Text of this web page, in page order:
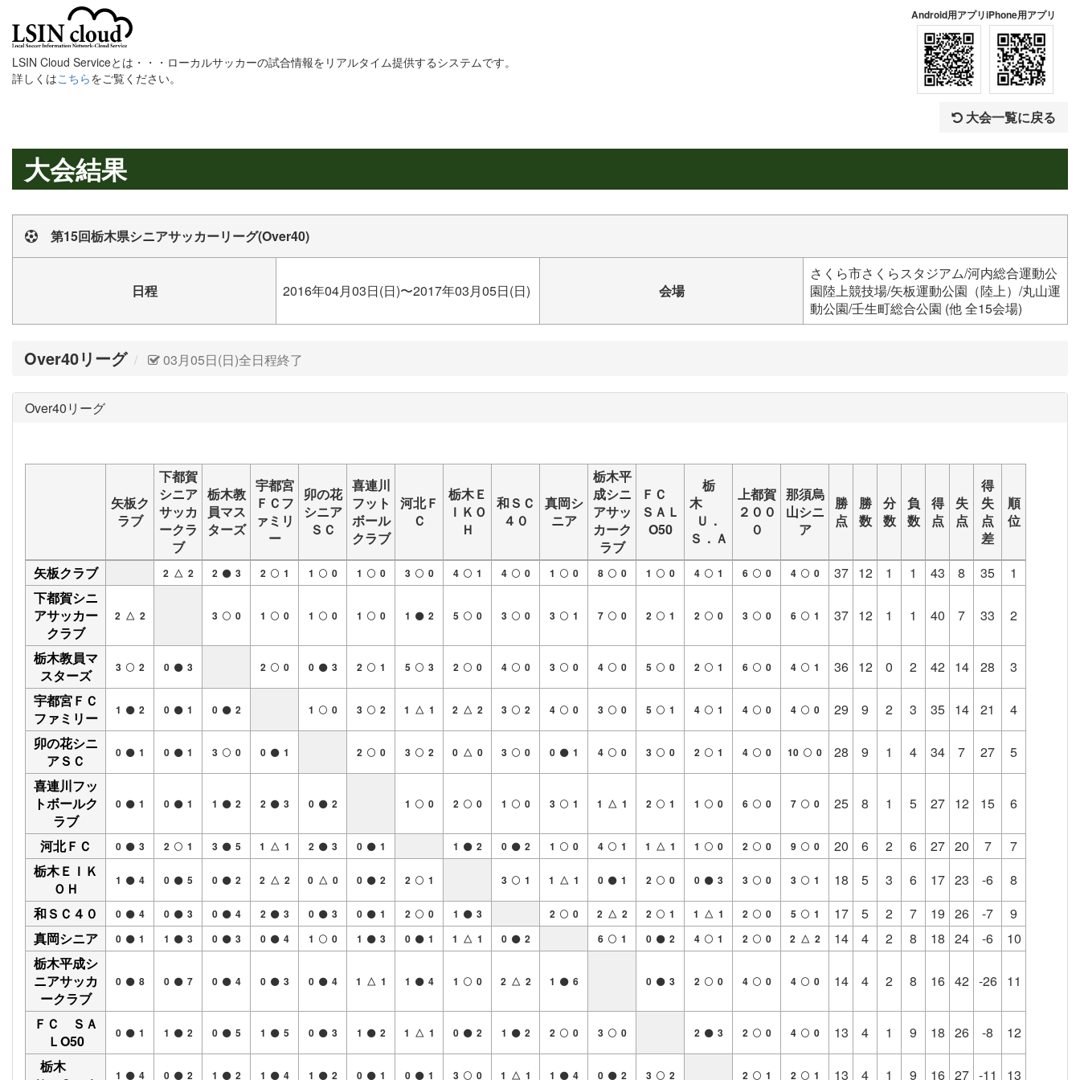
LSIN Cloud Serviceとは・・・ローカルサッカーの試合情報をリアルタイム提供するシステムです。
詳しくはこちらをご覧ください。
Android用アプリiPhone用アプリ
大会一覧に戻る
大会結果
第15回栃木県シニアサッカーリーグ(Over40)
日程 2016年04月03日(日)〜2017年03月05日(日) 会場
さくら市さくらスタジアム/河内総合運動公
園陸上競技場/矢板運動公園（陸上）/丸山運
動公園/壬生町総合公園 (他 全15会場)
Over40リーグ 03月05日(日)全日程終了
Over40リーグ
矢板ク
ラブ
下都賀
シニア
サッカ
ークラ
ブ
栃木教
員マス
ターズ
宇都宮
ＦＣフ
ァミリ
ー
卯の花
シニア
ＳＣ
喜連川
フット
ボール
クラブ
河北Ｆ
Ｃ
栃木Ｅ
ＩＫＯ
Ｈ
和ＳＣ
４０
真岡シ
ニア
栃木平
成シニ
アサッ
カーク
ラブ
ＦＣ
ＳＡＬ
O50
栃
木
Ｕ．
Ｓ．Ａ
上都賀
２００
０
那須烏
山シニ
ア
勝
点
勝
数
分
数
負
数
得
点
失
点
得
失
点
差
順
位
矢板クラブ 2 △ 2 2 3 2 1 1 0 1 0 3 0 4 1 4 0 1 0 8 0 1 0 4 1 6 0 4 0 37 12 1 1 43 8 35
1
下都賀シニ
アサッカー
クラブ
2 △ 2 3 0 1 0 1 0 1 0 1 2 5 0 3 0 3 1 7 0 2 1 2 0 3 0 6 1 37 12 1 1 40 7 33 2
栃木教員マ
スターズ
3 2 0 3 2 0 0 3 2 1 5 3 2 0 4 0 3 0 4 0 5 0 2 1 6 0 4 1 36 12 0 2 42 14 28
3
宇都宮ＦＣ
ファミリー
1 2 0 1 0 2 1 0 3 2 1 △ 1 2 △ 2 3 2 4 0 3 0 5 1 4 1 4 0 4 0 29 9 2 3 35 14 21
4
卯の花シニ
アＳＣ
0 1 0 1 3 0 0 1 2 0 3 2 0 △ 0 3 0 0 1 4 0 3 0 2 1 4 0 10 0 28 9 1 4 34 7 27
5
喜連川フッ
トボールク
ラブ
0 1 0 1 1 2 2 3 0 2 1 0 2 0 1 0 3 1 1 △ 1 2 1 1 0 6 0 7 0 25 8 1 5 27 12 15 6
河北ＦＣ 0 3 2 1 3 5 1 △ 1 2 3 0 1 1 2 0 2 1 0 4 1 1 △ 1 1 0 2 0 9 0 20 6 2 6 27 20 7
7
栃木ＥＩＫ
ＯＨ
1 4 0 5 0 2 2 △ 2 0 △ 0 0 2 2 1 3 1 1 △ 1 0 1 2 0 0 3 3 0 3 1 18 5 3 6 17 23 -6
8
和ＳＣ４０
0 4 0 3 0 4 2 3 0 3 0 1 2 0 1 3 2 0 2 △ 2 2 1 1 △ 1 2 0 5 1 17 5 2 7 19 26 -7
9
真岡シニア
0 1 1 3 0 3 0 4 1 0 1 3 0 1 1 △ 1 0 2 6 1 0 2 4 1 2 0 2 △ 2 14 4 2 8 18 24 -6
10
栃木平成シ
ニアサッカ
ークラブ
0 8 0 7 0 4 0 3 0 4 1 △ 1 1 4 1 0 2 △ 2 1 6 0 3 2 0 4 0 4 0 14 4 2 8 16 42 -26 11
ＦＣ ＳＡ
ＬO50
0 1 1 2 0 5 1 5 0 3 1 2 1 △ 1 0 2 1 2 2 0 3 0 2 3 2 0 4 0 13 4 1 9 18 26 -8
12
栃木
1 4 0 2 1 2 1 4 1 2 0 1 0 1 3 0 1 △ 1 1 4 0 2 3 2 2 1 2 1 13 4 1 9 16 27 -11 13